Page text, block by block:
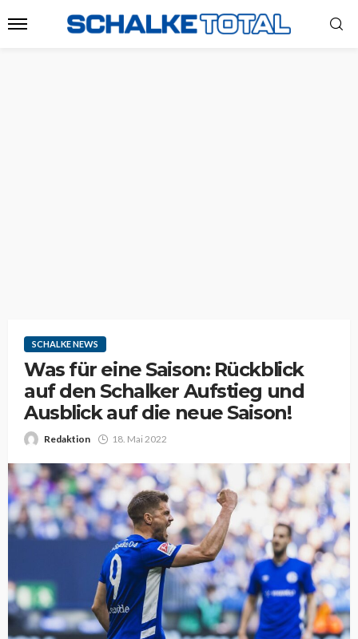
SCHALKE NEWS
Was für eine Saison: Rückblick
auf den Schalker Aufstieg und
Ausblick auf die neue Saison!
Redaktion 18. Mai 2022